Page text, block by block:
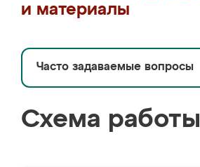
и материалы
Часто задаваемые вопросы
Схема работы